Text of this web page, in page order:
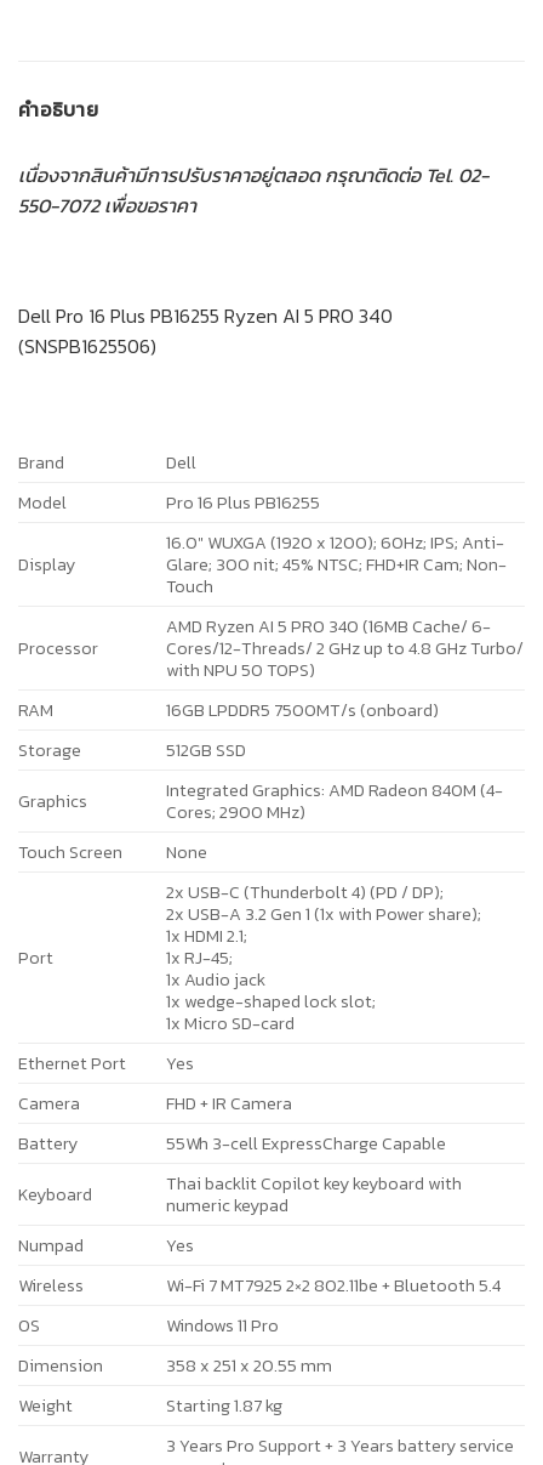
คำอธิบาย
เนื่องจากสินค้ามีการปรับราคาอยู่ตลอด กรุณาติดต่อ Tel. 02-
550-7072 เพื่อขอราคา
Dell Pro 16 Plus PB16255 Ryzen AI 5 PRO 340
(SNSPB1625506)
Brand
Dell
Model
Pro 16 Plus PB16255
Display
16.0″ WUXGA (1920 x 1200); 60Hz; IPS; Anti-
Glare; 300 nit; 45% NTSC; FHD+IR Cam; Non-
Touch
Processor
AMD Ryzen AI 5 PRO 340 (16MB Cache/ 6-
Cores/12-Threads/ 2 GHz up to 4.8 GHz Turbo/
with NPU 50 TOPS)
RAM
16GB LPDDR5 7500MT/s (onboard)
Storage
512GB SSD
Graphics
Integrated Graphics: AMD Radeon 840M (4-
Cores; 2900 MHz)
Touch Screen
None
Port
2x USB-C (Thunderbolt 4) (PD / DP);
2x USB-A 3.2 Gen 1 (1x with Power share);
1x HDMI 2.1;
1x RJ-45;
1x Audio jack
1x wedge-shaped lock slot;
1x Micro SD-card
Ethernet Port
Yes
Camera
FHD + IR Camera
Battery
55Wh 3-cell ExpressCharge Capable
Keyboard
Thai backlit Copilot key keyboard with
numeric keypad
Numpad
Yes
Wireless
Wi-Fi 7 MT7925 2×2 802.11be + Bluetooth 5.4
OS
Windows 11 Pro
Dimension
358 x 251 x 20.55 mm
Weight
Starting 1.87 kg
Warranty
3 Years Pro Support + 3 Years battery service